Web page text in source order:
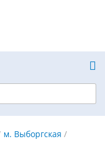
м. Выборгская